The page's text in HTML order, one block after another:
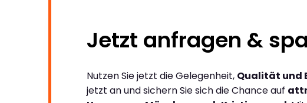
Jetzt anfragen &
Nutzen Sie jetzt die Gelegenheit, Qualität und
jetzt an und sichern Sie sich die Chance auf